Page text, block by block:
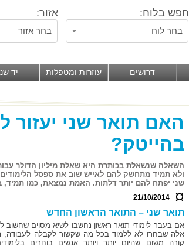
חפש בלוח: אזור:
בחר לוח בחר אזור
דרושים עוזרות ומטפלות יד
האם תואר שני יעזור
בהייטק?
השאלה שנשאלת בכותרת היא שאלת מיליון הדולר
ולא תמיד מתחשק להם לאייש שוב את ספסל
שני יפתח להם יותר דלתות. האמת נמצאת, כמו
21/10/2014
תואר שני – התואר הראשון החדש
אם בעבר לימודי תואר ראשון נחשבו לשיא מסוים שחשוב
אלה שבחרו לא ללמוד בכל מה שקשור לקבלה לעבודה,
קורה משום שהיום יותר ויותר אנשים בוחרים